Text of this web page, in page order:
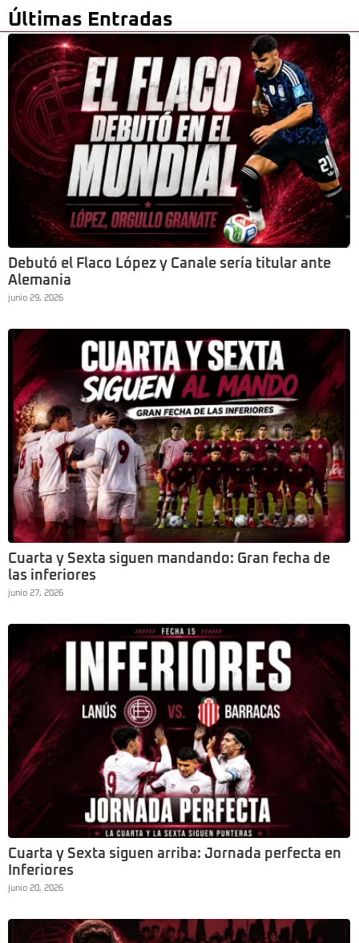
Últimas Entradas
Debutó el Flaco López y Canale sería titular ante
Alemania
junio 29, 2026
Cuarta y Sexta siguen mandando: Gran fecha de
las inferiores
junio 27, 2026
Cuarta y Sexta siguen arriba: Jornada perfecta en
Inferiores
junio 20, 2026